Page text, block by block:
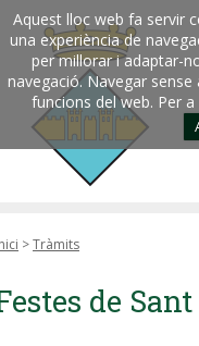
Aquest lloc web fa servir
una experiència de
per millorar i adaptar-
navegació. Navegar
funcions del web. Per
>Tràmits
de